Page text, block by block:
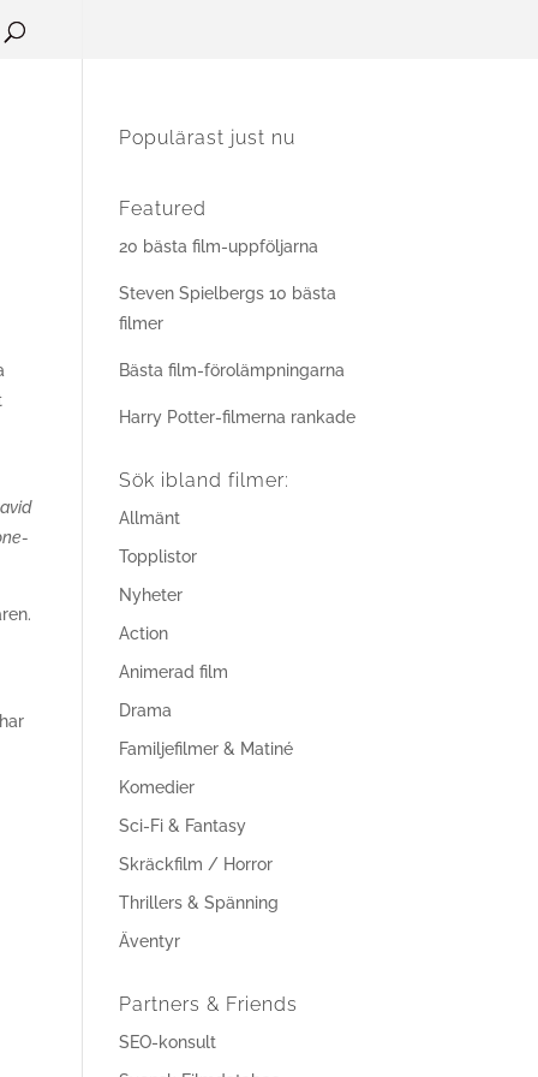
Populärast just nu
Featured
20 bästa film-uppföljarna
Steven Spielbergs 10 bästa
filmer
Bästa film-förolämpningarna
Harry Potter-filmerna rankade
Sök ibland filmer:
Allmänt
Topplistor
Nyheter
Action
Animerad film
Drama
Familjefilmer & Matiné
Komedier
Sci-Fi & Fantasy
Skräckfilm / Horror
Thrillers & Spänning
Äventyr
Partners & Friends
SEO-konsult